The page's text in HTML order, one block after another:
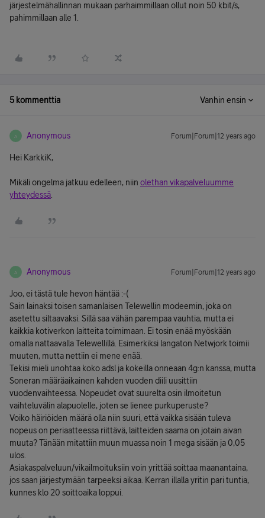
järjestelmähallinnan mukaan parhaimmillaan ollut noin 50 kbit/s,
pahimmillaan alle 1.
5 kommenttia Vanhin ensin
A Anonymous Forum|Forum|12 years ago
Hei KarkkiK,
Mikäli ongelma jatkuu edelleen, niin olethan vikapalveluumme
yhteydessä
A Anonymous Forum|Forum|12 years ago
Joo, ei tästä tule hevon häntää :-(
Sain lainaksi toisen samanlaisen Telewellin modeemin, joka on
asetettu siltaavaksi. Sillä saa vähän parempaa vauhtia, mutta ei
kaikkia kotiverkon laitteita toimimaan. Ei tosin enää myöskään
omalla nattaavalla Telewellillä. Esimerkiksi langaton Netwjork toimii
muuten, mutta nettiin ei mene enää.
Tekisi mieli unohtaa koko adsl ja kokeilla onneaan 4g:n kanssa, mutta
Soneran määräaikainen kahden vuoden diili uusittiin
vuodenvaihteessa. Nopeudet ovat suurelta osin ilmoitetun
vaihteluvälin alapuolelle, joten se lienee purkuperuste?
Voiko häiriöiden määrä olla niin suuri, että vaikka sisään tuleva
nopeus on periaatteessa riittävä, laitteiden saama on jotain aivan
muuta? Tänään mitattiin muun muassa noin 1 mega sisään ja 0,05
ulos.
Asiakaspalveluun/vikailmoituksiin voin yrittää soittaa maanantaina,
jos saan järjestymään tarpeeksi aikaa. Kerran illalla yritin pari tuntia,
kunnes klo 20 soittoaika loppui.